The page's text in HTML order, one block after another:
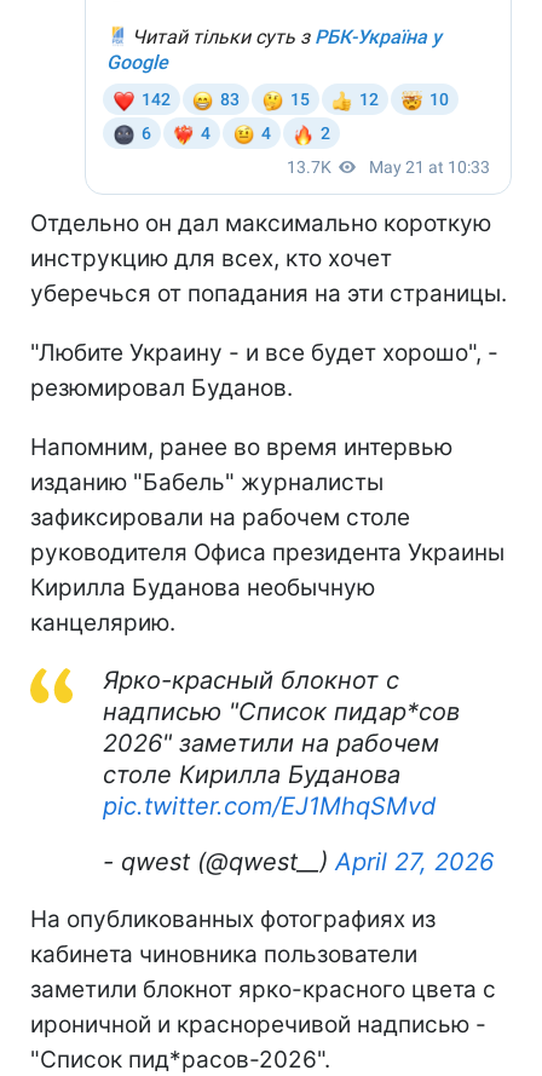
Отдельно он дал максимально короткую
инструкцию для всех, кто хочет
уберечься от попадания на эти страницы.
"Любите Украину - и все будет хорошо", -
резюмировал Буданов.
Напомним, ранее во время интервью
изданию "Бабель" журналисты
зафиксировали на рабочем столе
руководителя Офиса президента Украины
Кирилла Буданова необычную
канцелярию.
Ярко-красный блокнот с
надписью "Список пидар*сов
2026" заметили на рабочем
столе Кирилла Буданова
pic.twitter.com/EJ1MhqSMvd
- qwest (@qwest__) April 27, 2026
На опубликованных фотографиях из
кабинета чиновника пользователи
заметили блокнот ярко-красного цвета с
ироничной и красноречивой надписью -
"Список пид*расов-2026".